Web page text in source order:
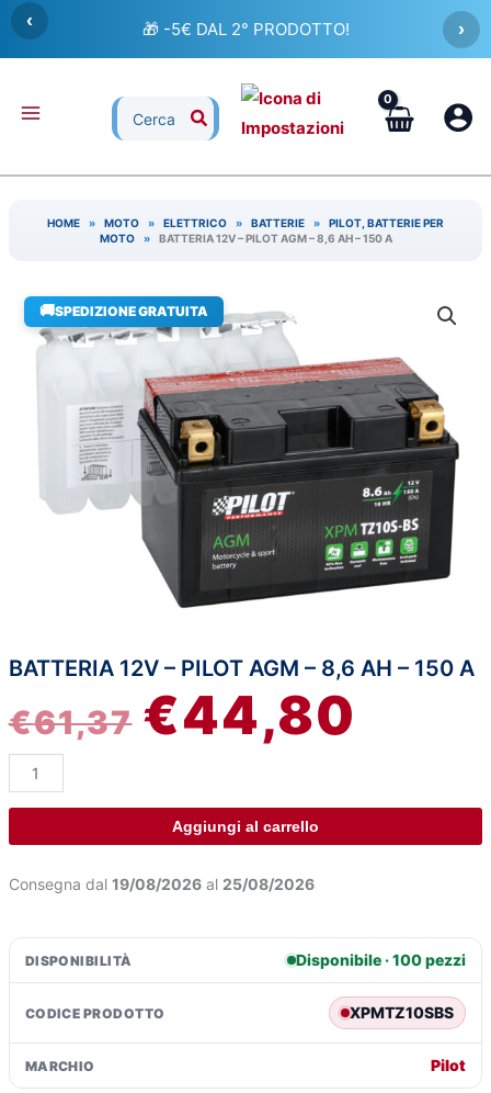
Vai
contenuto
‹ 🎁 -5€ DAL 2° PRODOTTO! ›
Ricerca
per:
HOME » MOTO » ELETTRICO » BATTERIE »
PILOT, BATTERIE PER
MOTO
» BATTERIA 12V – PILOT AGM – 8,6 AH – 150 A
🚚SPEDIZIONE GRATUITA
BATTERIA 12V – PILOT AGM – 8,6 AH – 150 A
€61,37
IL
PREZZO
ERA:
€61,37.
€44,80
IL
Batteria
-
AGM
-
Ah
150
quantità
Aggiungi al carrello
Consegna dal 19/08/2026al 25/08/2026
DISPONIBILITÀ Disponibile · 100 pezzi
CODICE PRODOTTO XPMTZ10SBS
MARCHIO Pilot